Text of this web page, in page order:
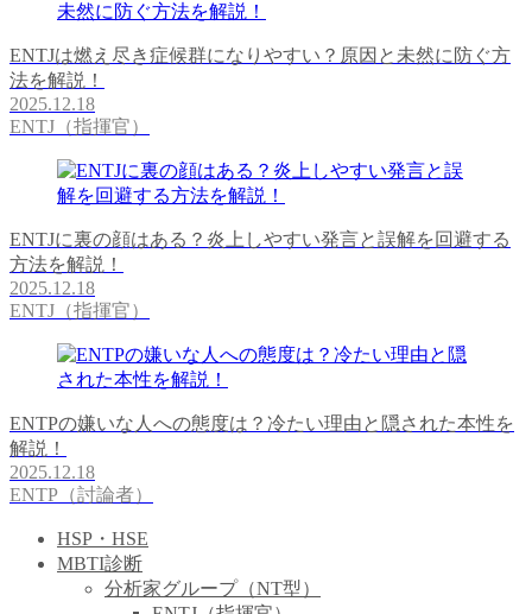
ENTJは燃え尽き症候群になりやすい？原因と未然に防ぐ方
法を解説！
2025.12.18
ENTJ（指揮官）
ENTJに裏の顔はある？炎上しやすい発言と誤解を回避する
方法を解説！
2025.12.18
ENTJ（指揮官）
ENTPの嫌いな人への態度は？冷たい理由と隠された本性を
解説！
2025.12.18
ENTP（討論者）
HSP・HSE
MBTI診断
分析家グループ（NT型）